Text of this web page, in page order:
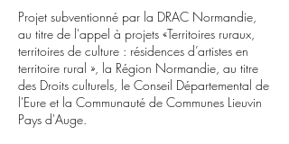
Projet subventionné par la DRAC Normandie,
au titre de l'appel à projets «Territoires ruraux,
territoires de culture : résidences d’artistes en
territoire rural », la Région Normandie, au titre
des Droits culturels, le Conseil Départemental de
l'Eure et la Communauté de Communes Lieuvin
Pays d'Auge.